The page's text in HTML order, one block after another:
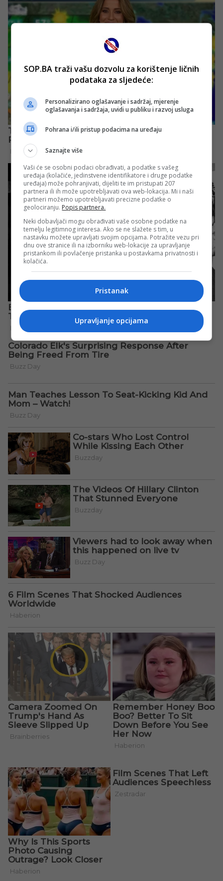
SOP.BA traži vašu dozvolu za korištenje ličnih
podataka za sljedeće:
Personalizirano oglašavanje i sadržaj, mjerenje
oglašavanja i sadržaja, uvidi u publiku i razvoj usluga
Pohrana i/ili pristup podacima na uređaju
Saznajte više
Vaši će se osobni podaci obrađivati, a podatke s vašeg
uređaja (kolačiće, jedinstvene identifikatore i druge podatke
uređaja) može pohranjivati, dijeliti te im pristupati 207
partnera ili ih može upotrebljavati ova web-lokacija. Mi i naši
partneri možemo upotrebljavati precizne podatke o
geolociranju. Popis partnera.
Neki dobavljači mogu obrađivati vaše osobne podatke na
temelju legitimnog interesa. Ako se ne slažete s tim, u
nastavku možete upravljati svojim opcijama. Potražite vezu pri
dnu ove stranice ili na izborniku web-lokacije za upravljanje
pristankom ili povlačenje pristanka u postavkama privatnosti i
kolačića.
Pristanak
Upravljanje opcijama